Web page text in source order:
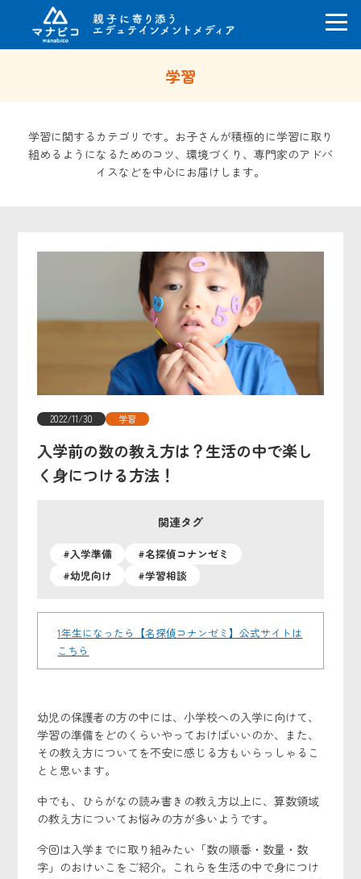
学習
学習に関するカテゴリです。お子さんが積極的に学習に取り
組めるようになるためのコツ、環境づくり、専門家のアドバ
イスなどを中心にお届けします。
2022/11/30 学習
入学前の数の教え方は？生活の中で楽し
く身につける方法！
関連タグ
#入学準備
#名探偵コナンゼミ
#幼児向け
#学習相談
1年生になったら【名探偵コナンゼミ】公式サイトは
こちら
幼児の保護者の方の中には、小学校への入学に向けて、
学習の準備をどのくらいやっておけばいいのか、また、
その教え方についてを不安に感じる方もいらっしゃるこ
とと思います。
中でも、ひらがなの読み書きの教え方以上に、算数領域
の教え方についてお悩みの方が多いようです。
今回は入学までに取り組みたい「数の順番・数量・数
字」のおけいこをご紹介。これらを生活の中で身につけ